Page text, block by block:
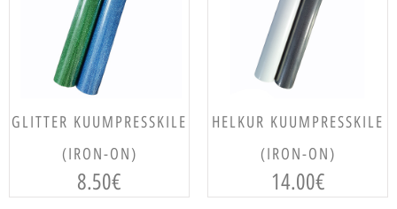
VALI
GLITTER KUUMPRESSKILE
(IRON-ON)
8.50€
VALI
HELKUR KUUMPRESSKILE
(IRON-ON)
14.00€